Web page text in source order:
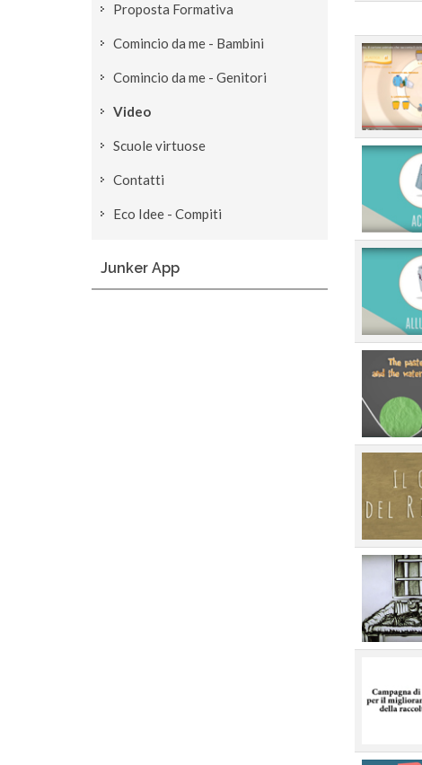
Proposta Formativa
Comincio da me - Bambini
Comincio da me - Genitori
Video
Scuole virtuose
Contatti
Eco Idee - Compiti
Junker App